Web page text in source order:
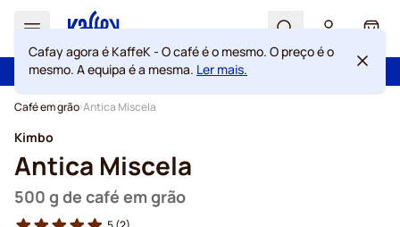
Ir para o Conteúdo
Search Cart
Portes grátis acima de 49 €
100 dias de direito de rescisão
Cafay agora é KaffeK - O café é o mesmo. O preço é o
mesmo. A equipa é a mesma. Ler mais.
Café em grão Antica Miscela
Kimbo
Antica Miscela
500 g de café em grão